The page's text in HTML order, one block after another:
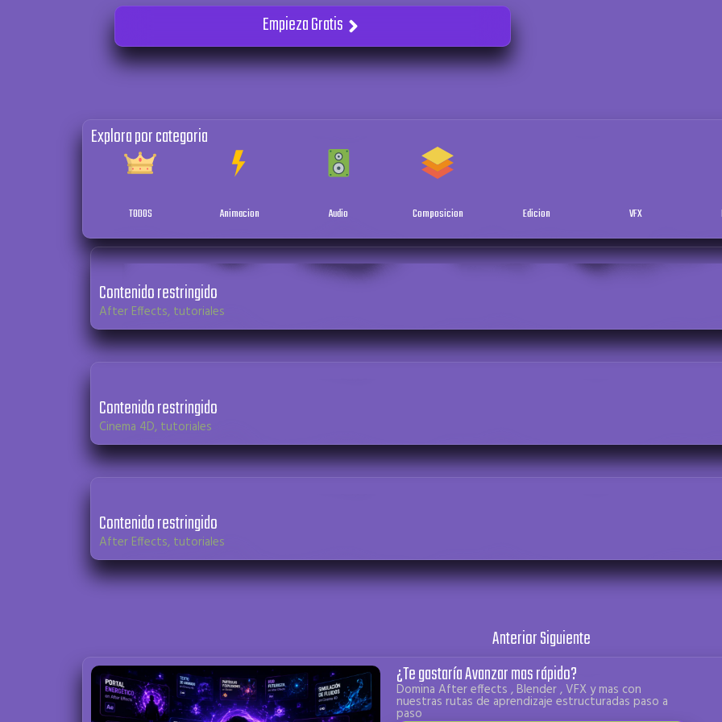
Empieza Gratis
Explora por categoria
TODOS Animacion Audio Composicion Edicion VFX
Contenido restringido
After Effects, tutoriales
Contenido restringido
Cinema 4D, tutoriales
Contenido restringido
After Effects, tutoriales
AnteriorSiguiente
¿Te gastaría Avanzar mas rápido?
Domina After effects , Blender , VFX y mas con
nuestras rutas de aprendizaje estructuradas paso a
paso